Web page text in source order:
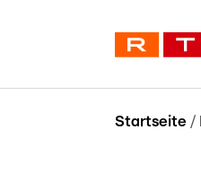
Startseite /